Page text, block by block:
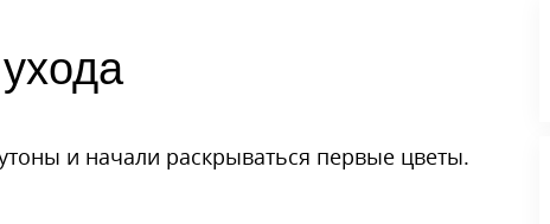
и начали раскрываться первые цветы.